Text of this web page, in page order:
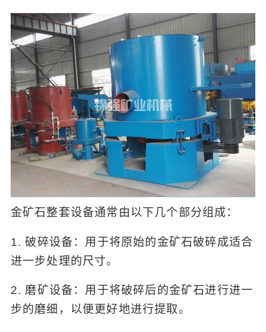
金矿石整套设备通常由以下几个部分组成：
1. 破碎设备：用于将原始的金矿石破碎成适合
进一步处理的尺寸。
2. 磨矿设备：用于将破碎后的金矿石进行进一
步的磨细，以便更好地进行提取。